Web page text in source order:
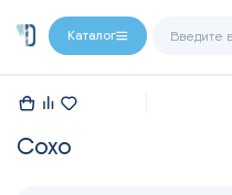
Каталог
coxo